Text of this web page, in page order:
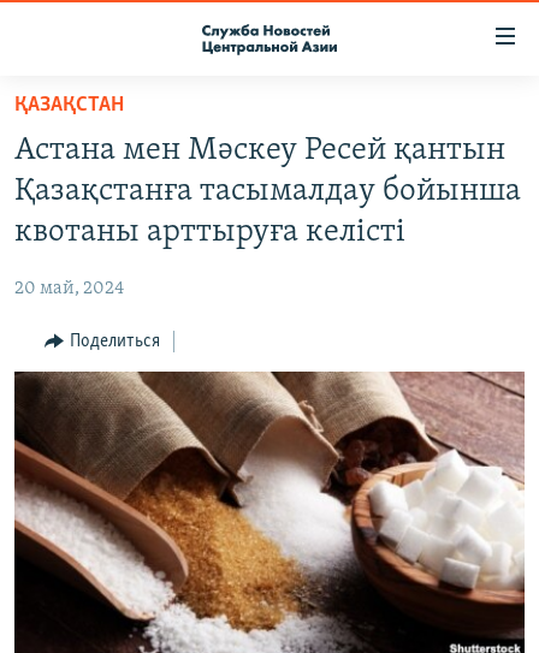
Вернуться
основному
содержанию
главной
Вернутся
поиску
НАСТОЯЩЕЕ ВРЕМЯ
МИГРАНТ МЕДИА
ҚАЗАҚСТАН
Астана мен Мәскеу Ресей қантын
Қазақстанға тасымалдау бойынша
квотаны арттыруға келісті
20 май, 2024
Поделиться